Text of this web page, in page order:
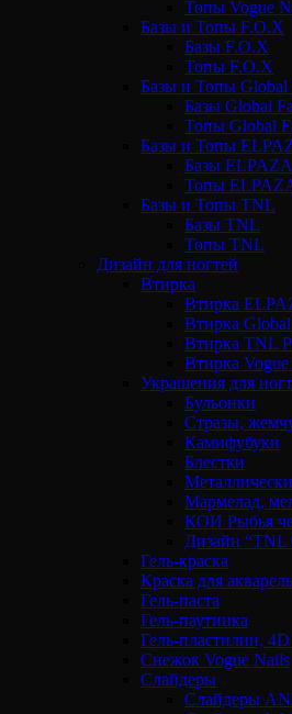
Топы Vogue
Базы и Топы F.O.X
Базы F.O.X
Топы F.O.X
Базы и Топы Global
Базы Global
Топы Global
Базы и Топы
Базы ELPAZA
Топы
Базы и Топы TNL
Базы TNL
Топы TNL
Дизайн для ногтей
Втирка
Втирка
Втирка
Втирка TNL
Втирка
Украшения для
Бульонки
Стразы,
Камифубуки
Блестки
Мармелад,
КОИ Рыбья
Дизайн “TNL
Гель-краска
Краска для
Гель-паста
Гель-паутинка
Гель-пластилин, 4D
Снежок Vogue Nails
Слайдеры
Слайдеры